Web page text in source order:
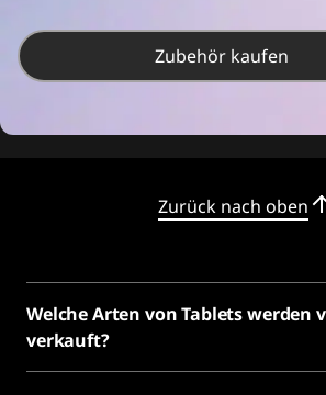
Zubehör kaufen
Zurück nach oben
Welche Arten von Tablets werden
verkauft?